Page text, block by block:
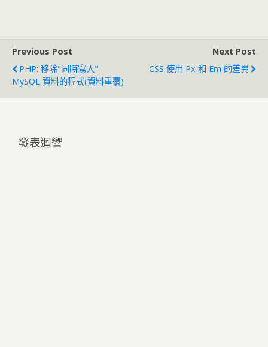
Previous Post
PHP: 移除"同時寫入"
MySQL 資料的程式(資料重覆)
Next Post
CSS 使用 Px 和 Em 的差異
發表迴響